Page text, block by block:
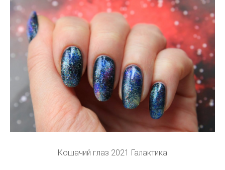
Кошачий глаз 2021 Галактика